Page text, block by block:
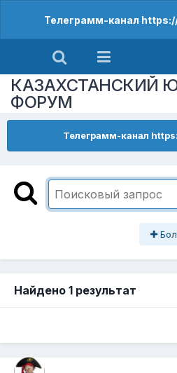
Телеграмм-канал
КАЗАХСТАНСКИЙ
ФОРУМ
Телеграмм-канал
Найдено 1 результат